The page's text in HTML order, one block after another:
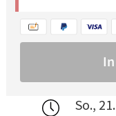
So.,